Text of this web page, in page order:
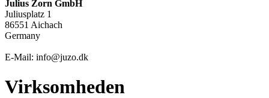
Julius Zorn GmbH
Juliusplatz 1
86551 Aichach
Germany
E-Mail: info@juzo.dk
Virksomheden